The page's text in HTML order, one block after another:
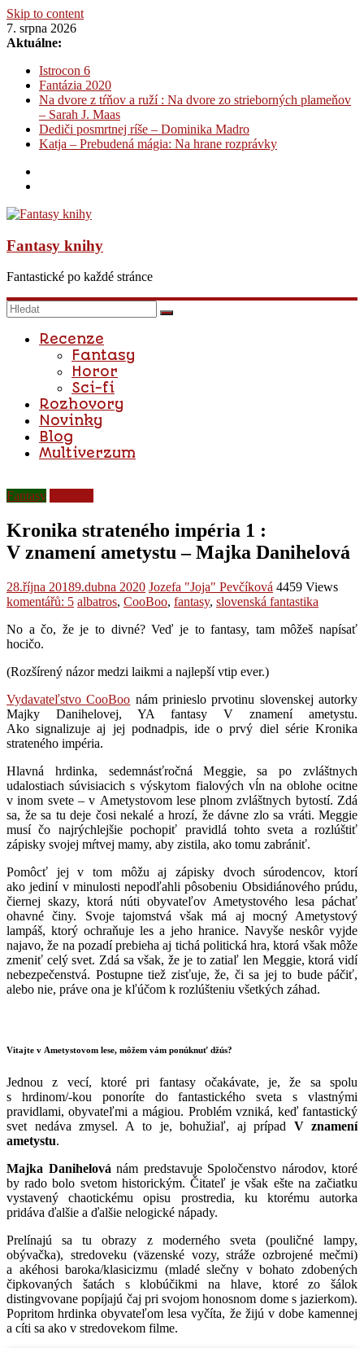
Skip to content
7. srpna 2026
Aktuálne:
Istrocon 6
Fantázia 2020
Na dvore z tŕňov a ruží : Na dvore zo strieborných plameňov
– Sarah J. Maas
Dediči posmrtnej ríše – Dominika Madro
Katja – Prebudená mágia: Na hrane rozprávky
Fantasy knihy
Fantastické po každé stránce
Recenze
Fantasy
Horor
Sci-fi
Rozhovory
Novinky
Blog
Multiverzum
Fantasy
Kronika strateného impéria 1 :
V znamení ametystu – Majka Danihelová
28.října 20189.dubna 2020 Jozefa "Joja" Pevčíková 4459 Views
komentářů: 5 albatros, CooBoo, fantasy, slovenská fantastika
No a čo, že je to divné? Veď je to fantasy, tam môžeš napísať
hocičo.
(Rozšírený názor medzi laikmi a najlepší vtip ever.)
Vydavateľstvo CooBoo nám prinieslo prvotinu slovenskej autorky
Majky Danihelovej, YA fantasy V znamení ametystu.
Ako signalizuje aj jej podnadpis, ide o prvý diel série Kronika
strateného impéria.
Hlavná hrdinka, sedemnásťročná Meggie, sa po zvláštnych
udalostiach súvisiacich s výskytom fialových vĺn na oblohe ocitne
v inom svete – v Ametystovom lese plnom zvláštnych bytostí. Zdá
sa, že sa tu deje čosi nekalé a hrozí, že dávne zlo sa vráti. Meggie
musí čo najrýchlejšie pochopiť pravidlá tohto sveta a rozlúštiť
zápisky svojej mŕtvej mamy, aby zistila, ako tomu zabrániť.
Pomôcť jej v tom môžu aj zápisky dvoch súrodencov, ktorí
ako jediní v minulosti nepodľahli pôsobeniu Obsidiánového prúdu,
čiernej skazy, ktorá núti obyvateľov Ametystového lesa páchať
ohavné činy. Svoje tajomstvá však má aj mocný Ametystový
lampáš, ktorý ochraňuje les a jeho hranice. Navyše neskôr vyjde
najavo, že na pozadí prebieha aj tichá politická hra, ktorá však môže
zmeniť celý svet. Zdá sa však, že je to zatiaľ len Meggie, ktorá vidí
nebezpečenstvá. Postupne tiež zisťuje, že, či sa jej to bude páčiť,
alebo nie, práve ona je kľúčom k rozlúšteniu všetkých záhad.
Vitajte v Ametystovom lese, môžem vám ponúknuť džús?
Jednou z vecí, ktoré pri fantasy očakávate, je, že sa spolu
s hrdinom/-kou ponoríte do fantastického sveta s vlastnými
pravidlami, obyvateľmi a mágiou. Problém vzniká, keď fantastický
svet nedáva zmysel. A to je, bohužiaľ, aj prípad V znamení
ametystu.
Majka Danihelová nám predstavuje Spoločenstvo národov, ktoré
by rado bolo svetom historickým. Čitateľ je však ešte na začiatku
vystavený chaotickému opisu prostredia, ku ktorému autorka
pridáva ďalšie a ďalšie nelogické nápady.
Prelínajú sa tu obrazy z moderného sveta (pouličné lampy,
obývačka), stredoveku (väzenské vozy, stráže ozbrojené mečmi)
a akéhosi baroka/klasicizmu (mladé slečny v bohato zdobených
čipkovaných šatách s klobúčikmi na hlave, ktoré zo šálok
distingvovane popíjajú čaj pri svojom honosnom dome s jazierkom).
Popritom hrdinka obyvateľom lesa vyčíta, že žijú v dobe kamennej
a cíti sa ako v stredovekom filme.